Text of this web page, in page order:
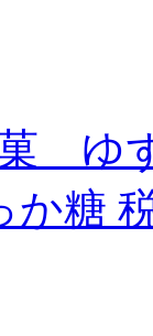
菓 ゆ
か糖